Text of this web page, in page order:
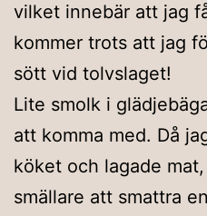
vilket innebär att jag
kommer trots att jag
sött vid tolvslaget!
Lite smolk i
att komma med. Då
köket och lagade
smällare att smattra